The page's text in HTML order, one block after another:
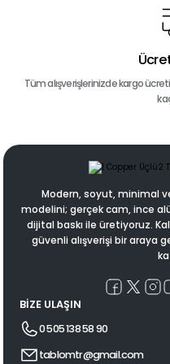
Tüm alışverişlerinizde kargo
Modern, soyut, minimal
modelini; gerçek cam, ince
dijital baskı ile üretiyoruz.
güvenli alışverişi bir araya
BİZE ULAŞIN
0 505 138 58 90
tablomtr@gmail.com